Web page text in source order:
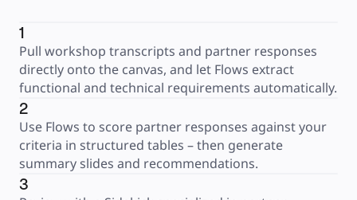
1
Pull workshop transcripts and partner responses
directly onto the canvas, and let Flows extract
functional and technical requirements automatically.
2
Use Flows to score partner responses against your
criteria in structured tables – then generate
summary slides and recommendations.
3